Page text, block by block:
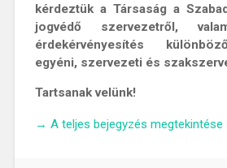
kérdeztük a Társaság a
jogvédő szervezetről,
érdekérvényesítés
egyéni, szervezeti és
Tartsanak velünk!
„Az
→ A teljes bejegyzés megtekintése